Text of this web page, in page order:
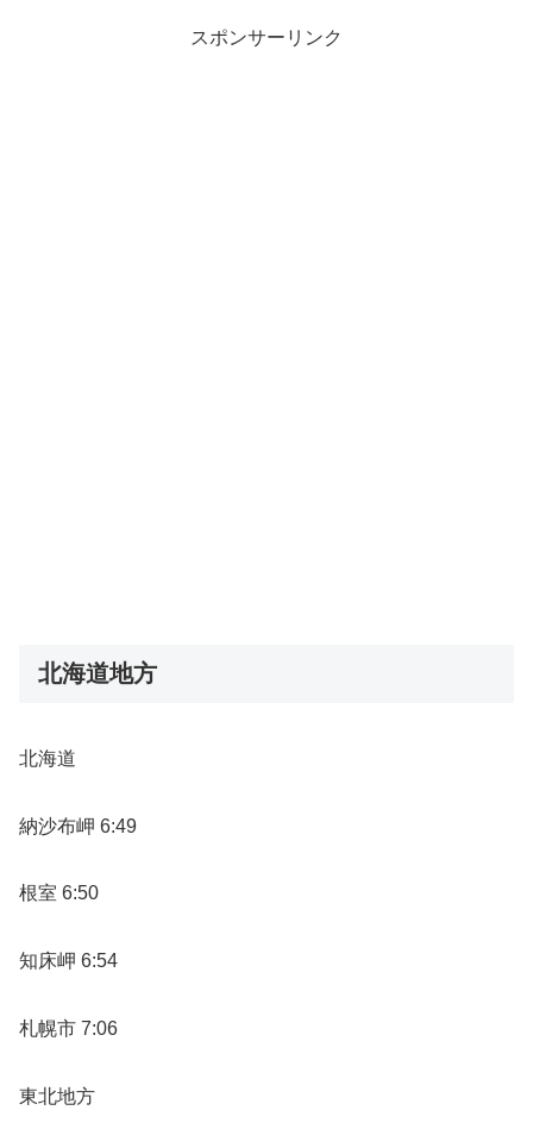
スポンサーリンク
北海道地方
北海道
納沙布岬 6:49
根室 6:50
知床岬 6:54
札幌市 7:06
東北地方